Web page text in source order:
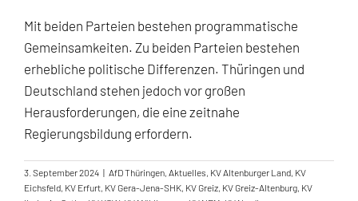
Mit beiden Parteien bestehen programmatische
Gemeinsamkeiten. Zu beiden Parteien bestehen
erhebliche politische Differenzen. Thüringen und
Deutschland stehen jedoch vor großen
Herausforderungen, die eine zeitnahe
Regierungsbildung erfordern.
3. September 2024 | AfD Thüringen, Aktuelles, KV Altenburger Land, KV
Eichsfeld, KV Erfurt, KV Gera-Jena-SHK, KV Greiz, KV Greiz-Altenburg, KV